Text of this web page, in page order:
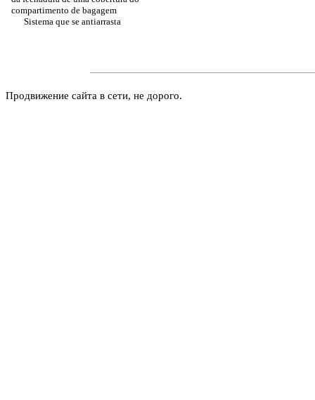
compartimento de bagagem
Sistema que se antiarrasta
Продвижение сайта в сети, не дорого.